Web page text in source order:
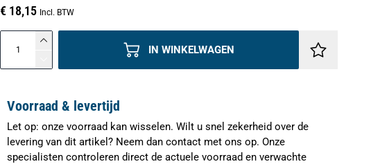
€ 18,15 Incl. BTW
IN WINKELWAGEN
Voorraad & levertijd
Let op: onze voorraad kan wisselen. Wilt u snel zekerheid over de
levering van dit artikel? Neem dan contact met ons op. Onze
specialisten controleren direct de actuele voorraad en verwachte